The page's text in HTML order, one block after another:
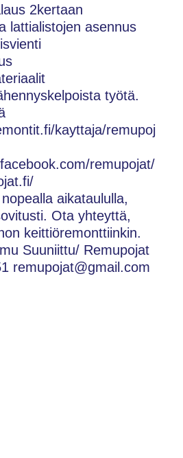
2kertaan
lattialistojen asennus
työtä.
kayttaja/remupoj
remupojat/
aikataululla,
Ota yhteyttä,
keittiöremonttiinkin.
Suuniittu/ Remupojat
remupojat@gmail.com